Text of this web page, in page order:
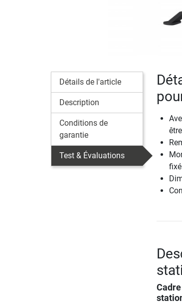
Détails de l'article
Description
Conditions de
garantie
Test & Évaluations